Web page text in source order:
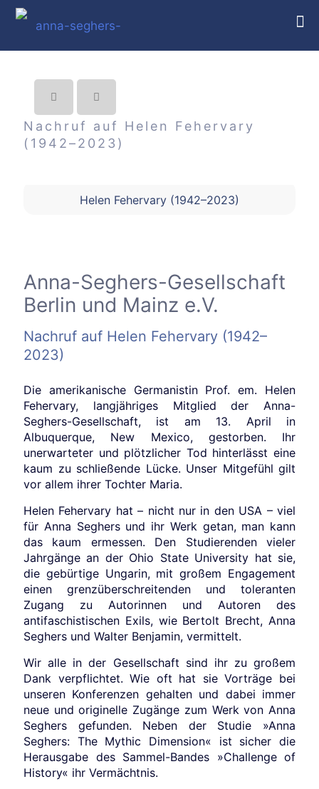
Nachruf auf Helen Fehervary
(1942–2023)
Helen Fehervary (1942–2023)
Anna-Seghers-Gesellschaft
Berlin und Mainz e.V.
Nachruf auf Helen Fehervary (1942–
2023)
Die amerikanische Germanistin Prof. em. Helen
Fehervary, langjähriges Mitglied der Anna-
Seghers-Gesellschaft, ist am 13. April in
Albuquerque, New Mexico, gestorben. Ihr
unerwarteter und plötzlicher Tod hinterlässt eine
kaum zu schließende Lücke. Unser Mitgefühl gilt
vor allem ihrer Tochter Maria.
Helen Fehervary hat – nicht nur in den USA – viel
für Anna Seghers und ihr Werk getan, man kann
das kaum ermessen. Den Studierenden vieler
Jahrgänge an der Ohio State University hat sie,
die gebürtige Ungarin, mit großem Engagement
einen grenzüberschreitenden und toleranten
Zugang zu Autorinnen und Autoren des
antifaschistischen Exils, wie Bertolt Brecht, Anna
Seghers und Walter Benjamin, vermittelt.
Wir alle in der Gesellschaft sind ihr zu großem
Dank verpflichtet. Wie oft hat sie Vorträge bei
unseren Konferenzen gehalten und dabei immer
neue und originelle Zugänge zum Werk von Anna
Seghers gefunden. Neben der Studie »Anna
Seghers: The Mythic Dimension« ist sicher die
Herausgabe des Sammel-Bandes »Challenge of
History« ihr Vermächtnis.